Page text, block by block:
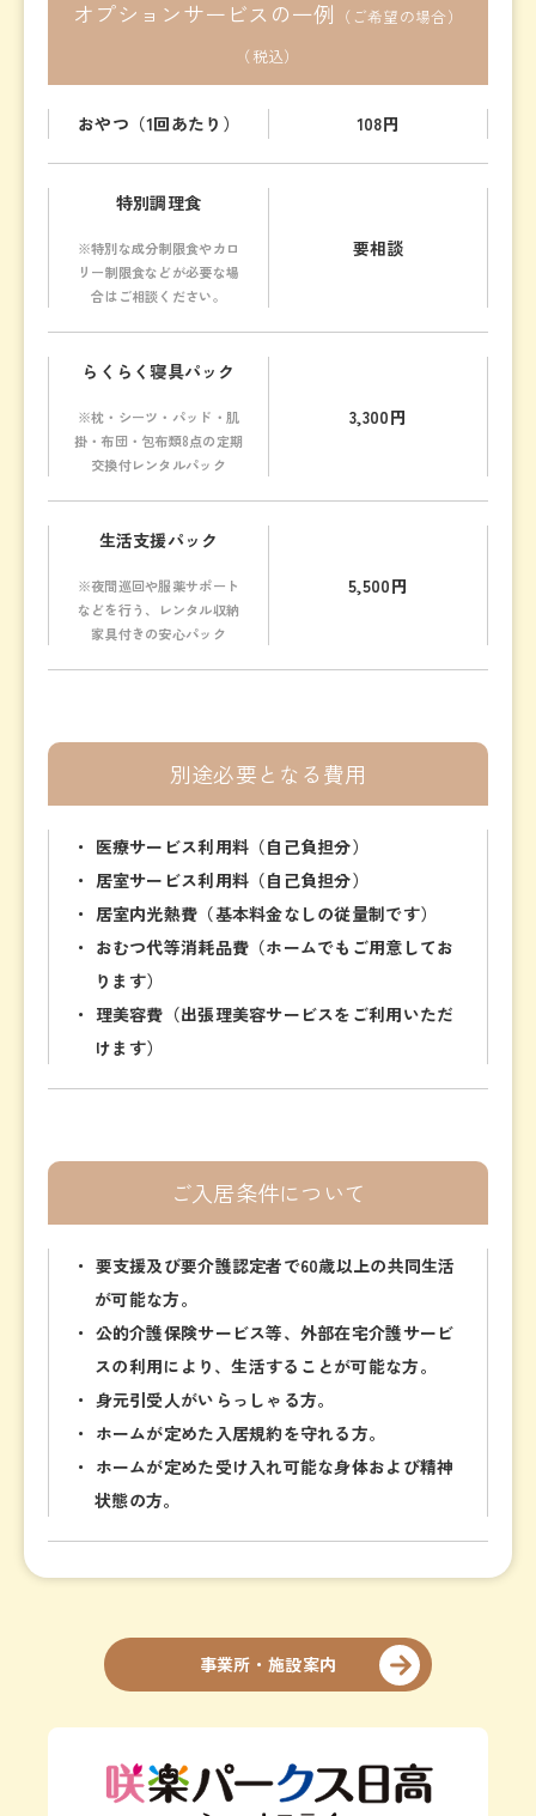
オプションサービスの一例 （ご希望の場合）
（税込）
おやつ（1回あたり） 108円
特別調理食
※特別な成分制限食やカロ
リー制限食などが必要な場
合はご相談ください。
要相談
らくらく寝具パック
※枕・シーツ・パッド・肌
掛・布団・ 包布類8点の定期
交換付レンタルパック
3,300円
生活支援パック
※夜間巡回や服薬サポート
などを行う、
レンタル収納
家具付きの安心パック
5,500円
別途必要となる費用
・ 医療サービス利用料（自己負担分）
・ 居室サービス利用料（自己負担分）
・ 居室内光熱費（基本料金なしの従量制です）
・ おむつ代等消耗品費（ホームでもご用意してお
ります）
・ 理美容費（出張理美容サービスをご利用いただ
けます）
ご入居条件について
・ 要支援及び要介護認定者で60歳以上の共同生活
が可能な方。
・ 公的介護保険サービス等、外部在宅介護サービ
スの利用により、生活することが可能な方。
・ 身元引受人がいらっしゃる方。
・ ホームが定めた入居規約を守れる方。
・ ホームが定めた受け入れ可能な身体および精神
状態の方。
事業所・施設案内